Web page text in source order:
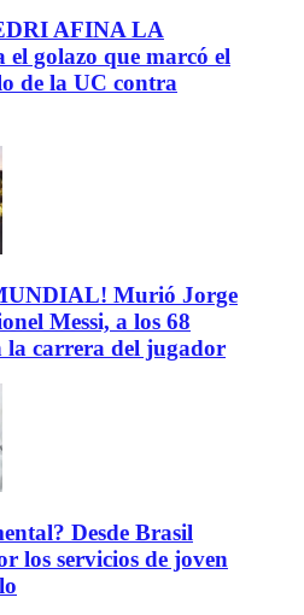
AFINA LA
golazo que marcó el
de la UC contra
Murió Jorge
Messi, a los 68
la carrera del jugador
Desde Brasil
los servicios de joven